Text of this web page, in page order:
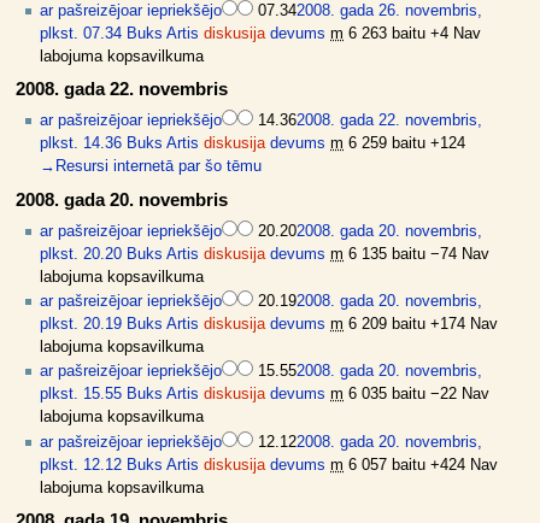
ar pašreizējoar iepriekšējo 07.342008. gada 26. novembris,
plkst. 07.34 Buks Artis diskusija devums m 6 263 baitu +4 Nav
labojuma kopsavilkuma
2008. gada 22. novembris
ar pašreizējoar iepriekšējo 14.362008. gada 22. novembris,
plkst. 14.36 Buks Artis diskusija devums m 6 259 baitu +124
→ Resursi internetā par šo tēmu
2008. gada 20. novembris
ar pašreizējoar iepriekšējo 20.202008. gada 20. novembris,
plkst. 20.20 Buks Artis diskusija devums m 6 135 baitu −74 Nav
labojuma kopsavilkuma
ar pašreizējoar iepriekšējo 20.192008. gada 20. novembris,
plkst. 20.19 Buks Artis diskusija devums m 6 209 baitu +174 Nav
labojuma kopsavilkuma
ar pašreizējoar iepriekšējo 15.552008. gada 20. novembris,
plkst. 15.55 Buks Artis diskusija devums m 6 035 baitu −22 Nav
labojuma kopsavilkuma
ar pašreizējoar iepriekšējo 12.122008. gada 20. novembris,
plkst. 12.12 Buks Artis diskusija devums m 6 057 baitu +424 Nav
labojuma kopsavilkuma